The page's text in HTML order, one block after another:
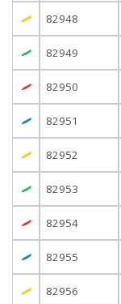
82948
82949
82950
82951
82952
82953
82954
82955
82956